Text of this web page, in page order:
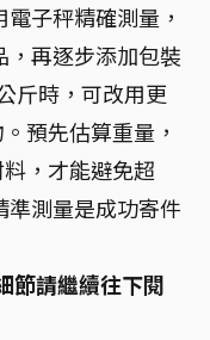
子秤精確測量，
，再逐步添加包裝
斤時，可改用更
預先估算重量，
，才能避免超
測量是成功寄件
節請繼續往下閱